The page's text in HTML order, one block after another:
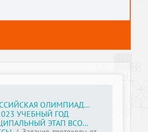
ОЛИМПИАД...
УЧЕБНЫЙ ГОД
ЭТАП ВСО...